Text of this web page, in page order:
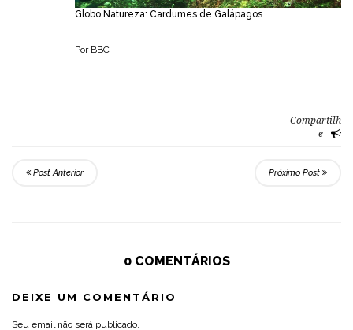
Globo Natureza: Cardumes de Galápagos
Por BBC
Compartilh
e
Post Anterior Próximo Post
0 COMENTÁRIOS
DEIXE UM COMENTÁRIO
Seu email não será publicado.